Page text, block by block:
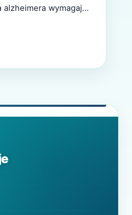
wymagają
aby wiedzieć,